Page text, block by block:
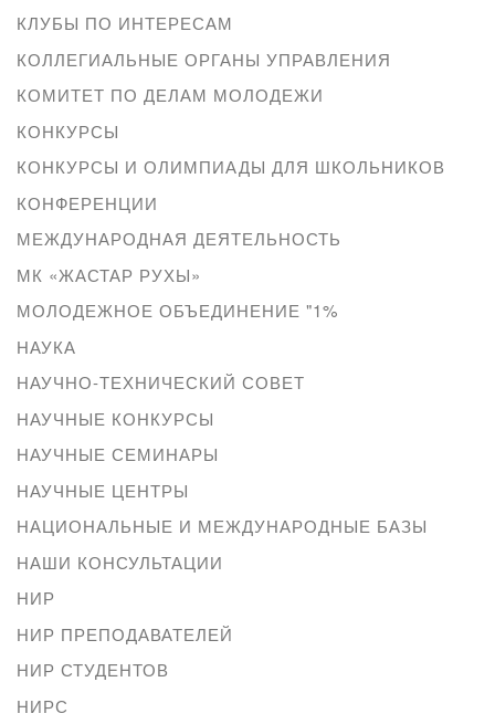
КЛУБЫ ПО ИНТЕРЕСАМ
КОЛЛЕГИАЛЬНЫЕ ОРГАНЫ УПРАВЛЕНИЯ
КОМИТЕТ ПО ДЕЛАМ МОЛОДЕЖИ
КОНКУРСЫ
КОНКУРСЫ И ОЛИМПИАДЫ ДЛЯ ШКОЛЬНИКОВ
КОНФЕРЕНЦИИ
МЕЖДУНАРОДНАЯ ДЕЯТЕЛЬНОСТЬ
МК «ЖАСТАР РУХЫ»
МОЛОДЕЖНОЕ ОБЪЕДИНЕНИЕ "1%
НАУКА
НАУЧНО-ТЕХНИЧЕСКИЙ СОВЕТ
НАУЧНЫЕ КОНКУРСЫ
НАУЧНЫЕ СЕМИНАРЫ
НАУЧНЫЕ ЦЕНТРЫ
НАЦИОНАЛЬНЫЕ И МЕЖДУНАРОДНЫЕ БАЗЫ
НАШИ КОНСУЛЬТАЦИИ
НИР
НИР ПРЕПОДАВАТЕЛЕЙ
НИР СТУДЕНТОВ
НИРС